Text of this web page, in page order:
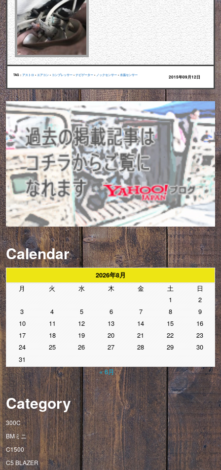
TAG : アストロ • エアコン • コンプレッサー • ナビゲーター • ノックセンサー • 水温センサー 2015年09月12日
Calendar
2026年8月
月 火 水 木 金 土
日
1
2
3
4 5 6 7 8
9
10
11 12 13 14 15
16
17
18 19 20 21 22
23
24
25 26 27 28 29
30
31
« 6月
Category
300C
BMミニ
C1500
C5 BLAZER